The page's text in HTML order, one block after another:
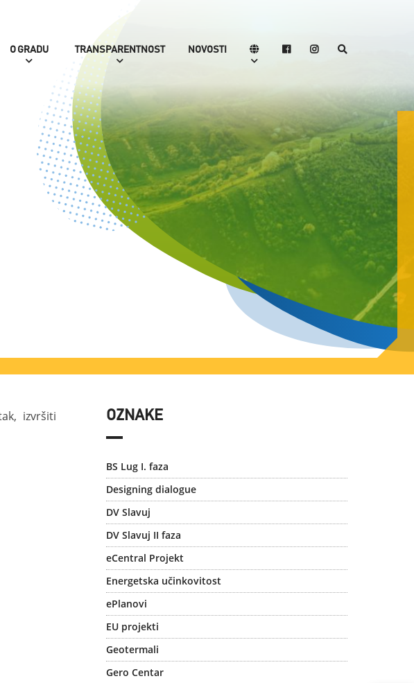
O GRADU TRANSPARENTNOST NOVOSTI
izvršiti
OZNAKE
BS Lug I. faza
Designing dialogue
DV Slavuj
DV Slavuj II faza
eCentral Projekt
Energetska učinkovitost
ePlanovi
EU projekti
Geotermali
Gero Centar